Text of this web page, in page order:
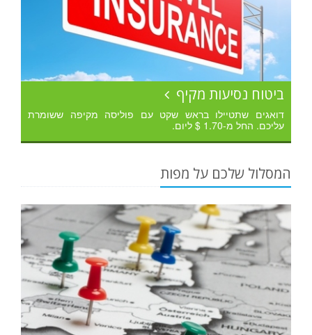
ביטוח נסיעות מקיף
דואגים שתטיילו בראש שקט עם פוליסה מקיפה ששומרת
עליכם. החל מ-1.70 $ ליום.
המסלול שלכם על מפות